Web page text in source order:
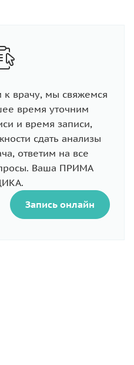
врачу, мы свяжемся
время уточним
и время записи,
сдать анализы
ответим на все
Ваша ПРИМА
Запись онлайн